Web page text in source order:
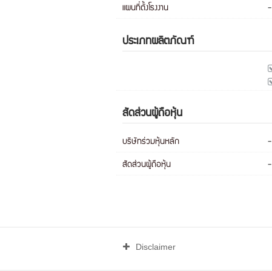
แผนที่ตั้งโรงงาน -
ประเภทผลิตภัณฑ์
สัดส่วนผู้ถือหุ้น
บริษัทร่วมหุ้นหลัก -
สัดส่วนผู้ถือหุ้น -
Disclaimer